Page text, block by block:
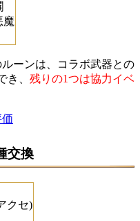
魔
ーンは、コラボ武器との
き、 残りの1つは協力イベ
交換
クセ)